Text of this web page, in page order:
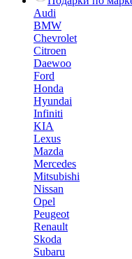
Audi
BMW
Chevrolet
Citroen
Daewoo
Ford
Honda
Hyundai
Infiniti
KIA
Lexus
Mazda
Mercedes
Mitsubishi
Nissan
Opel
Peugeot
Renault
Skoda
Subaru